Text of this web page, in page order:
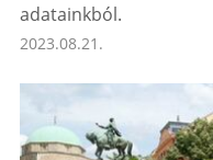
adatainkból.
2023.08.21.